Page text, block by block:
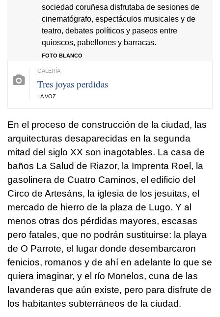
sociedad coruñesa disfrutaba de sesiones de
cinematógrafo, espectáculos musicales y de
teatro, debates políticos y paseos entre
quioscos, pabellones y barracas.
FOTO BLANCO
Tres joyas perdidas
LA VOZ
En el proceso de construcción de la ciudad, las
arquitecturas desaparecidas en la segunda
mitad del siglo XX son inagotables. La casa de
baños La Salud de Riazor, la Imprenta Roel, la
gasolinera de Cuatro Caminos, el edificio del
Circo de Artesáns, la iglesia de los jesuitas, el
mercado de hierro de la plaza de Lugo. Y al
menos otras dos pérdidas mayores, escasas
pero fatales, que no podrán sustituirse: la playa
de O Parrote, el lugar donde desembarcaron
fenicios, romanos y de ahí en adelante lo que se
quiera imaginar, y el río Monelos, cuna de las
lavanderas que aún existe, pero para disfrute de
los habitantes subterráneos de la ciudad.